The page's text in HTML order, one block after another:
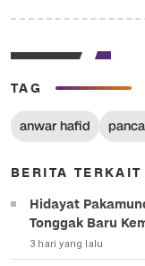
TAG
anwar hafid
BERITA TERKAIT
Hidayat
Tonggak Baru
3 hari yang lalu